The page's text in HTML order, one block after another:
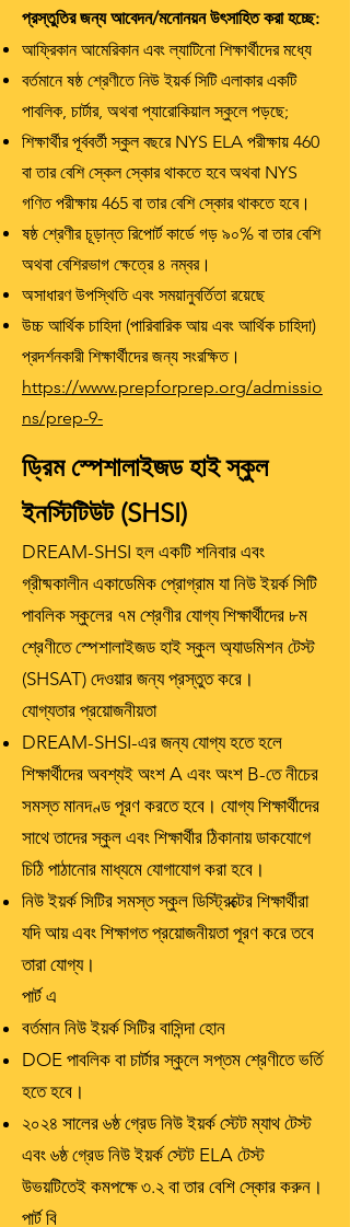
প্রস্তুতির জন্য আবেদন/মনোনয়ন উৎসাহিত করা হচ্ছে:
আফ্রিকান আমেরিকান এবং ল্যাটিনো শিক্ষার্থীদের মধ্যে
বর্তমানে ষষ্ঠ শ্রেণীতে নিউ ইয়র্ক সিটি এলাকার একটি
পাবলিক, চার্টার, অথবা প্যারোকিয়াল স্কুলে পড়ছে;
শিক্ষার্থীর পূর্ববর্তী স্কুল বছরে NYS ELA পরীক্ষায় 460
বা তার বেশি স্কেল স্কোর থাকতে হবে অথবা NYS
গণিত পরীক্ষায় 465 বা তার বেশি স্কোর থাকতে হবে।
ষষ্ঠ শ্রেণীর চূড়ান্ত রিপোর্ট কার্ডে গড় ৯০% বা তার বেশি
অথবা বেশিরভাগ ক্ষেত্রে ৪ নম্বর।
অসাধারণ উপস্থিতি এবং সময়ানুবর্তিতা রয়েছে
উচ্চ আর্থিক চাহিদা (পারিবারিক আয় এবং আর্থিক চাহিদা)
প্রদর্শনকারী শিক্ষার্থীদের জন্য সংরক্ষিত।
https://www.prepforprep.org/admissio
ns/prep-9-
ড্রিম স্পেশালাইজড হাই স্কুল
ইনস্টিটিউট (SHSI)
DREAM-SHSI হল একটি শনিবার এবং
গ্রীষ্মকালীন একাডেমিক প্রোগ্রাম যা নিউ ইয়র্ক সিটি
পাবলিক স্কুলের ৭ম শ্রেণীর যোগ্য শিক্ষার্থীদের ৮ম
শ্রেণীতে স্পেশালাইজড হাই স্কুল অ্যাডমিশন টেস্ট
(SHSAT) দেওয়ার জন্য প্রস্তুত করে।
যোগ্যতার প্রয়োজনীয়তা
DREAM-SHSI-এর জন্য যোগ্য হতে হলে
শিক্ষার্থীদের অবশ্যই অংশ A এবং অংশ B-তে নীচের
সমস্ত মানদণ্ড পূরণ করতে হবে। যোগ্য শিক্ষার্থীদের
সাথে তাদের স্কুল এবং শিক্ষার্থীর ঠিকানায় ডাকযোগে
চিঠি পাঠানোর মাধ্যমে যোগাযোগ করা হবে।
নিউ ইয়র্ক সিটির সমস্ত স্কুল ডিস্ট্রিক্টের শিক্ষার্থীরা
যদি আয় এবং শিক্ষাগত প্রয়োজনীয়তা পূরণ করে তবে
তারা যোগ্য।
পার্ট এ
বর্তমান নিউ ইয়র্ক সিটির বাসিন্দা হোন
DOE পাবলিক বা চার্টার স্কুলে সপ্তম শ্রেণীতে ভর্তি
হতে হবে।
২০২৪ সালের ৬ষ্ঠ গ্রেড নিউ ইয়র্ক স্টেট ম্যাথ টেস্ট
এবং ৬ষ্ঠ গ্রেড নিউ ইয়র্ক স্টেট ELA টেস্ট
উভয়টিতেই কমপক্ষে ৩.২ বা তার বেশি স্কোর করুন।
পার্ট বি